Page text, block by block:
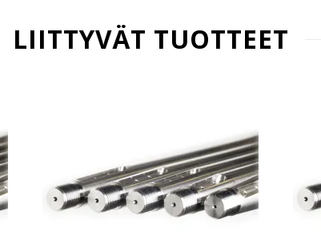
LIITTYVÄT TUOTTEET